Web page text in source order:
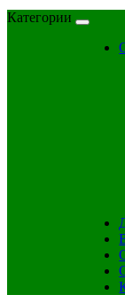
Категории